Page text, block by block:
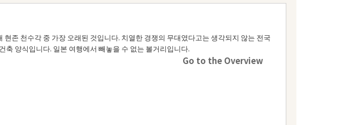
현존 천수각 중 가장 오래된 것입니다. 치열한 경쟁의 무대였다고는 생각되지 않는 전국
축 양식입니다. 일본 여행에서 빼놓을 수 없는 볼거리입니다.
Go to the Overview